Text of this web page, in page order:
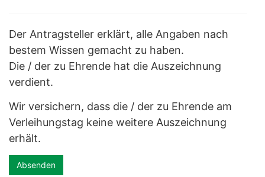
Der Antragsteller erklärt, alle Angaben nach
bestem Wissen gemacht zu haben.
Die / der zu Ehrende hat die Auszeichnung
verdient.
Wir versichern, dass die / der zu Ehrende am
Verleihungstag keine weitere Auszeichnung
erhält.